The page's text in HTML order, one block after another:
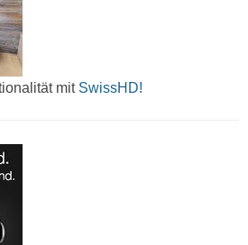
mitSwissHD!